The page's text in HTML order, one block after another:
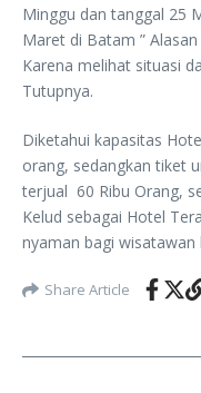
Minggu dan tanggal 25
Maret di Batam ”
Karena melihat situasi
Tutupnya.
Diketahui kapasitas
orang, sedangkan tiket
terjual 60 Ribu Orang,
Kelud sebagai Hotel
nyaman bagi
Share Article